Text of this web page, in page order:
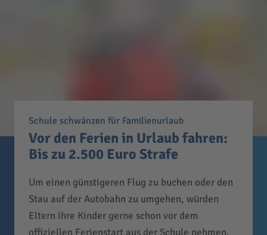
Schule schwänzen für Familienurlaub
Vor den Ferien in Urlaub fahren:
Bis zu 2.500 Euro Strafe
Um einen günstigeren Flug zu buchen oder den
Stau auf der Autobahn zu umgehen, würden
Eltern ihre Kinder gerne schon vor dem
offiziellen Ferienstart aus der Schule nehmen.